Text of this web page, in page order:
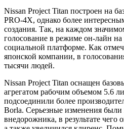
Nissan Project Titan построен на
PRO-4X, однако более
создания. Так, на каждом
голосование в режиме он-лайн
социальной платформе. Как
японской компании, в
тысячи людей.
Nissan Project Titan оснащен
агрегатом рабочим объемом 5.6
подсоединили более
Borla. Серьезные изменения были
внедорожника, в результате чего